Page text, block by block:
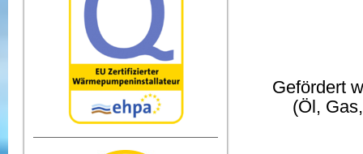
Gefördert
(Öl,